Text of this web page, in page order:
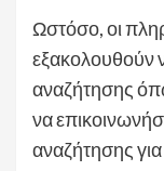
Ωστόσο, οι
εξακολουθούν
αναζήτησης
να
αναζήτησης